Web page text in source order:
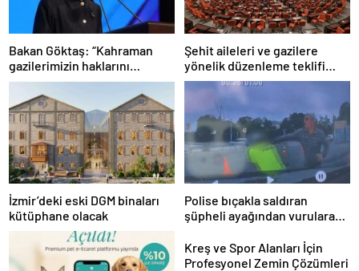
Bakan Göktaş: “Kahraman
gazilerimizin haklarını
güçlendiren yeni bir dönemin
kapılarını aralıyoruz”
Şehit aileleri ve gazilere
yönelik düzenleme teklifi
Meclis’te kabul edildi
İzmir’deki eski DGM binaları
kütüphane olacak
Polise bıçakla saldıran
şüpheli ayağından vurularak
Kreş ve Spor Alanları İçin
Profesyonel Zemin Çözümleri